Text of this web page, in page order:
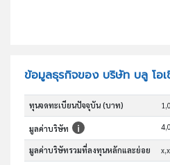
ข้อมูลธุรกิจของ บริษัท บลู โอ
ทุนจดทะเบียนปัจจุบัน (บาท)
มูลค่าบริษัท
มูลค่าบริษัทรวมที่ลงทุนหลักและย่อย